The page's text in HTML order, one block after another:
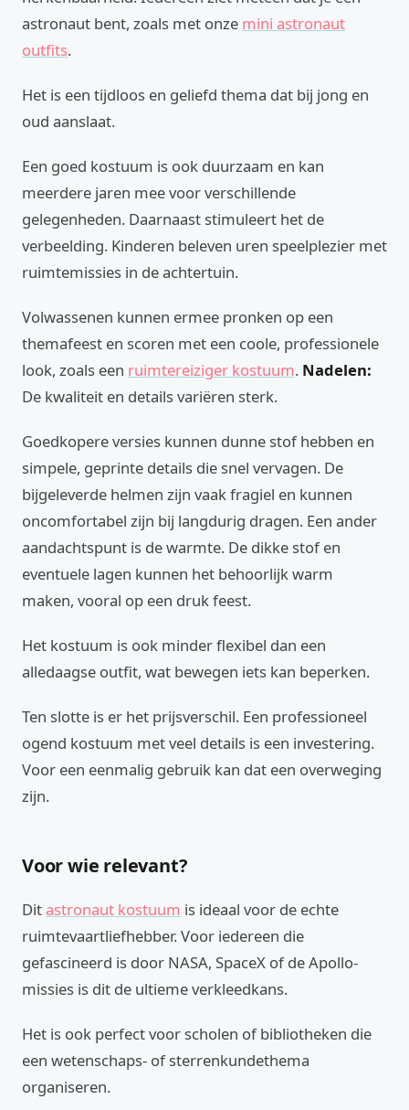
astronaut bent, zoals met onze mini astronaut
outfits.
Het is een tijdloos en geliefd thema dat bij jong en
oud aanslaat.
Een goed kostuum is ook duurzaam en kan
meerdere jaren mee voor verschillende
gelegenheden. Daarnaast stimuleert het de
verbeelding. Kinderen beleven uren speelplezier met
ruimtemissies in de achtertuin.
Volwassenen kunnen ermee pronken op een
themafeest en scoren met een coole, professionele
look, zoals een ruimtereiziger kostuum. Nadelen:
De kwaliteit en details variëren sterk.
Goedkopere versies kunnen dunne stof hebben en
simpele, geprinte details die snel vervagen. De
bijgeleverde helmen zijn vaak fragiel en kunnen
oncomfortabel zijn bij langdurig dragen. Een ander
aandachtspunt is de warmte. De dikke stof en
eventuele lagen kunnen het behoorlijk warm
maken, vooral op een druk feest.
Het kostuum is ook minder flexibel dan een
alledaagse outfit, wat bewegen iets kan beperken.
Ten slotte is er het prijsverschil. Een professioneel
ogend kostuum met veel details is een investering.
Voor een eenmalig gebruik kan dat een overweging
zijn.
Voor wie relevant?
Ditastronaut kostuum is ideaal voor de echte
ruimtevaartliefhebber. Voor iedereen die
gefascineerd is door NASA, SpaceX of de Apollo-
missies is dit de ultieme verkleedkans.
Het is ook perfect voor scholen of bibliotheken die
een wetenschaps- of sterrenkundethema
organiseren.